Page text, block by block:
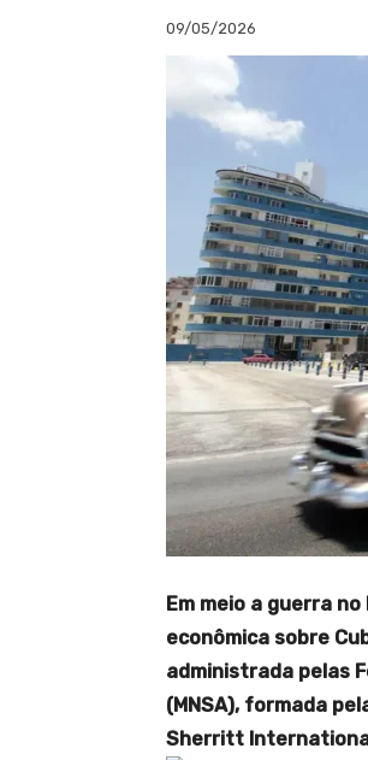
09/05/2026
Em meio a guerra
econômica sobre
administrada pelas
(MNSA), formada
Sherritt